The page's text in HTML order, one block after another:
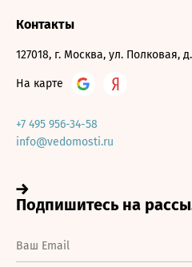
Контакты
127018, г. Москва, ул. Полковая, д.
На карте
+7 495 956-34-58
info@vedomosti.ru